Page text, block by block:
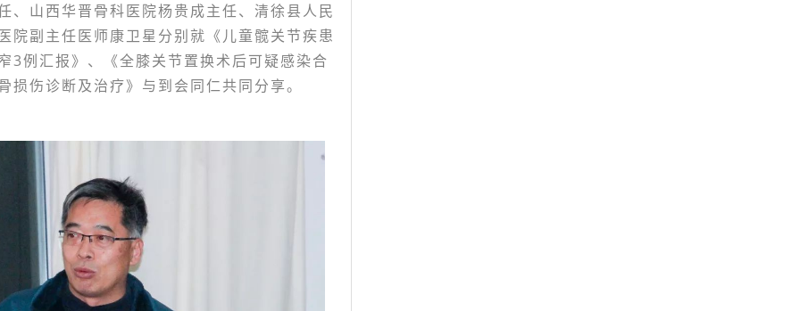
、山西华晋骨科医院杨贵成主任、清徐县人民
院副主任医师康卫星分别就《儿童髋关节疾患
3例汇报》、《全膝关节置换术后可疑感染合
伤诊断及治疗》与到会同仁共同分享。